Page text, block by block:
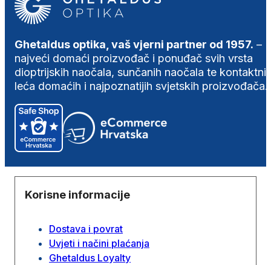
Ghetaldus optika, vaš vjerni partner od 1957. –
najveći domaći proizvođač i ponuđač svih vrsta
dioptrijskih naočala, sunčanih naočala te
leća domaćih i najpoznatijih svjetskih proizvođača.
Korisne informacije
Dostava i povrat
Uvjeti i načini plaćanja
Ghetaldus Loyalty